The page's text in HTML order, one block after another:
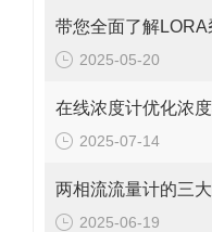
2025-05-20
2025-07-14
两相流流量计的三
2025-06-19